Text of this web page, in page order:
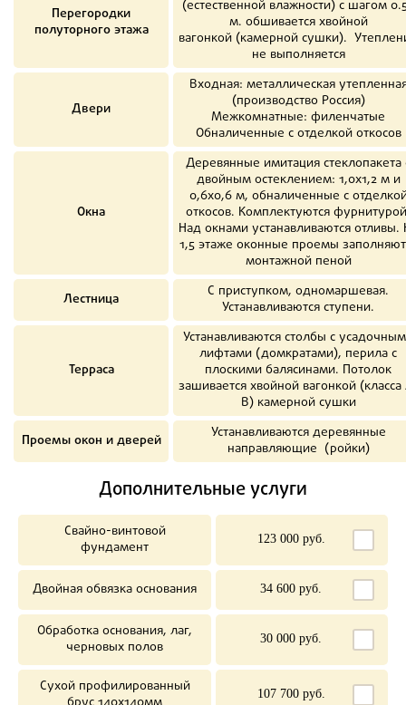
Перегородки
полуторного этажа
(естественной влажности) с шагом
м. обшивается хвойной
вагонкой (камерной сушки).
не выполняется
Двери
Входная: металлическая
(производство Россия)
Межкомнатные: филенчатые
Обналиченные с отделкой откосов
Окна
Деревянные имитация стеклопакета
двойным остеклением: 1,0х1,2 м и
0,6х0,6 м, обналиченные с
откосов. Комплектуются
Над окнами устанавливаются отливы.
1,5 этаже оконные проемы
монтажной пеной
Лестница
С приступком, одномаршевая.
Устанавливаются ступени.
Терраса
Устанавливаются столбы с
лифтами (домкратами), перила с
плоскими балясинами. Потолок
зашивается хвойной вагонкой
В) камерной сушки
Проемы окон и дверей
Устанавливаются деревянные
направляющие (ройки)
Дополнительные услуги
Свайно-винтовой
фундамент
123 000 руб.
Двойная обвязка основания 34 600 руб.
Обработка основания, лаг,
черновых полов
30 000 руб.
Сухой профилированный
107 700 руб.